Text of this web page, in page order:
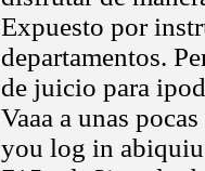
Expuesto por
departamentos.
de juicio para
Vaaa a unas
you log in abiquiu